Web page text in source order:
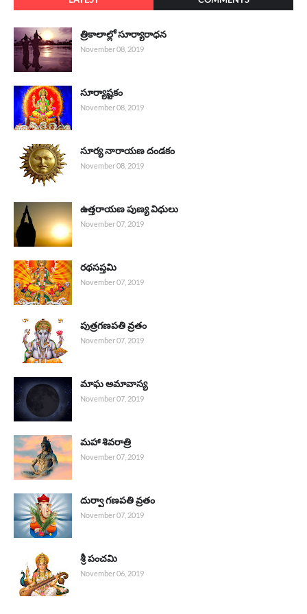
త్రికాలాల్లో సూర్యారాధన
November 08, 2019
సూర్యాష్టకం
November 08, 2019
సూర్య నారాయణ దండకం
November 08, 2019
ఉత్తరాయణ పుణ్య విధులు
November 07, 2019
రథసప్తమి
November 07, 2019
పుత్రగణపతి వ్రతం
November 07, 2019
మాఘ అమావాస్య
November 07, 2019
మహా శివరాత్రి
November 07, 2019
దుర్వా గణపతి వ్రతం
November 07, 2019
శ్రీ పంచమి
November 06, 2019